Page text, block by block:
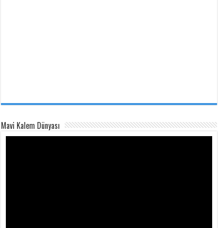
Mavi Kalem Dünyası